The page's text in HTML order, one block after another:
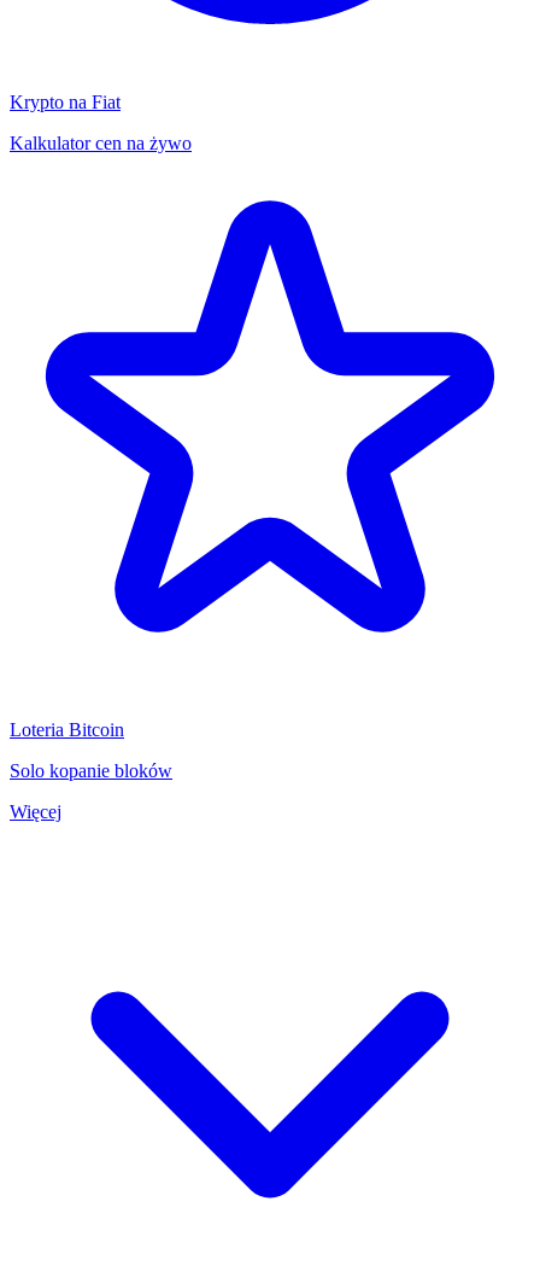
Krypto na Fiat
Kalkulator cen na żywo
Loteria Bitcoin
Solo kopanie bloków
Więcej